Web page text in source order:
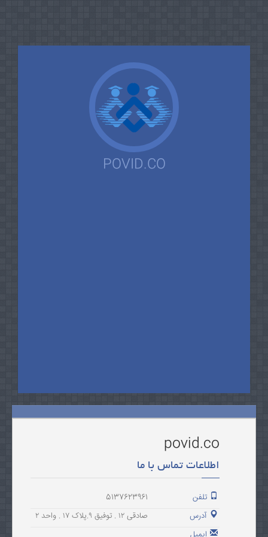
POVID.CO
povid.co
اطلاعات تماس با ما
تلفن
5137623961
آدرس
صادقی ۱۲ . توفیق ۹.پلاک ۱۷ . واحد ۲
ایمیل